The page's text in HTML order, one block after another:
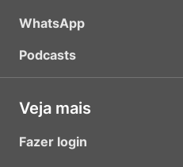
WhatsApp
Podcasts
Veja mais
Fazer login